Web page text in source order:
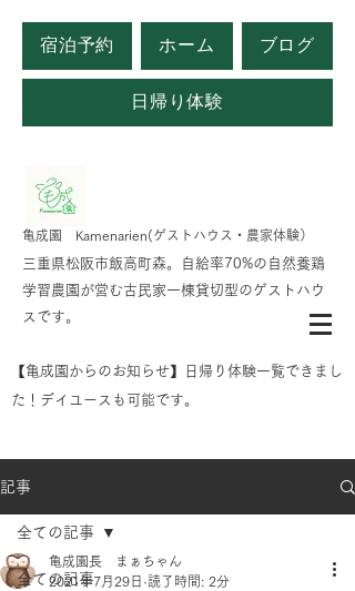
宿泊予約 ホーム ブログ
日帰り体験
​亀成園 Kamenarien(ゲストハウス・農家体験）
​​三重県松阪市飯高町森。自給率70%の自然養鶏
学習農園が営む古民家一棟貸切型のゲストハウ
スです。
​【亀成園からのお知らせ】日帰り体験一覧できまし
た！デイユースも可能です。
記事
全ての記事
全ての記事
亀成園長 まぁちゃん
2021年7月29日 読了時間: 2分